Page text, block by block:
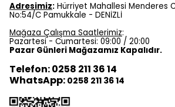
Adresimiz: Hürriyet Mahallesi Menderes
No:54/C Pamukkale - DENİZLİ
Mağaza Çalışma Saatlerimiz:
Pazartesi - Cumartesi: 09:00 / 20:00
Pazar Günleri Mağazamız Kapalıdır.
Telefon: 0258 211 36 14
WhatsApp: 0258 211 36 14